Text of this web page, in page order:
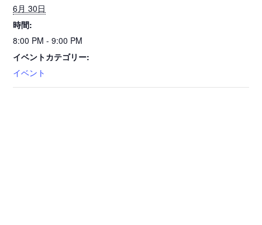
6月 30日
時間:
8:00 PM - 9:00 PM
イベントカテゴリー:
イベント